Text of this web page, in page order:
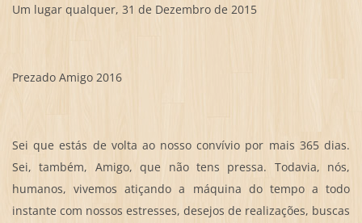
Um lugar qualquer, 31 de Dezembro de 2015
Prezado Amigo 2016
Sei que estás de volta ao nosso convívio por mais 365 dias.
Sei, também, Amigo, que não tens pressa. Todavia, nós,
humanos, vivemos atiçando a máquina do tempo a todo
instante com nossos estresses, desejos de realizações, buscas